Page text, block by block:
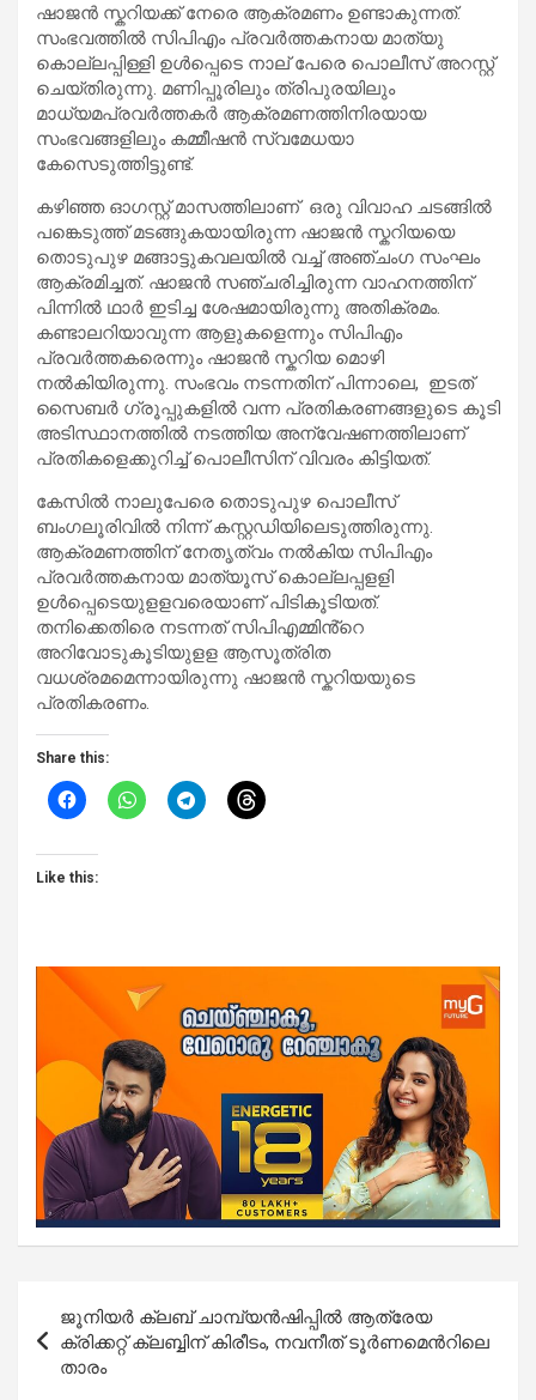
ഷാജൻ സ്കറിയക്ക് നേരെ ആക്രമണം ഉണ്ടാകുന്നത്.
സംഭവത്തിൽ സിപിഎം പ്രവർത്തകനായ മാത്യു
കൊല്ലപ്പിള്ളി ഉൾപ്പെടെ നാല് പേരെ പൊലീസ് അറസ്റ്റ്
ചെയ്തിരുന്നു. മണിപ്പൂരിലും ത്രിപുരയിലും
മാധ്യമപ്രവർത്തകർ ആക്രമണത്തിനിരയായ
സംഭവങ്ങളിലും കമ്മീഷൻ സ്വമേധയാ
കേസെടുത്തിട്ടുണ്ട്.
കഴിഞ്ഞ ഓഗസ്റ്റ് മാസത്തിലാണ് ഒരു വിവാഹ ചടങ്ങിൽ
പങ്കെടുത്ത് മടങ്ങുകയായിരുന്ന ഷാജൻ സ്കറിയയെ
തൊടുപുഴ മങ്ങാട്ടുകവലയിൽ വച്ച് അഞ്ചംഗ സംഘം
ആക്രമിച്ചത്. ഷാജൻ സഞ്ചരിച്ചിരുന്ന വാഹനത്തിന്
പിന്നിൽ ഥാർ ഇടിച്ച ശേഷമായിരുന്നു അതിക്രമം.
കണ്ടാലറിയാവുന്ന ആളുകളെന്നും സിപിഎം
പ്രവർത്തകരെന്നും ഷാജൻ സ്കറിയ മൊഴി
നൽകിയിരുന്നു. സംഭവം നടന്നതിന് പിന്നാലെ, ഇടത്
സൈബർ ഗ്രൂപ്പുകളിൽ വന്ന പ്രതികരണങ്ങളുടെ കൂടി
അടിസ്ഥാനത്തിൽ നടത്തിയ അന്വേഷണത്തിലാണ്
പ്രതികളെക്കുറിച്ച് പൊലീസിന് വിവരം കിട്ടിയത്.
കേസിൽ നാലുപേരെ തൊടുപുഴ പൊലീസ്
ബംഗലൂരിവിൽ നിന്ന് കസ്റ്റഡിയിലെടുത്തിരുന്നു.
ആക്രമണത്തിന് നേതൃത്വം നൽകിയ സിപിഎം
പ്രവർത്തകനായ മാത്യൂസ് കൊല്ലപ്പളളി
ഉൾപ്പെടെയുളളവരെയാണ് പിടികൂടിയത്.
തനിക്കെതിരെ നടന്നത് സിപിഎമ്മിൻ്റെ
അറിവോടുകൂടിയുളള ആസൂത്രിത
വധശ്രമമെന്നായിരുന്നു ഷാജൻ സ്കറിയയുടെ
പ്രതികരണം.
Share this:
Like this:
navigation
ജൂനിയർ ക്ലബ് ചാമ്പ്യൻഷിപ്പില്‍ ആത്രേയ
ക്രിക്കറ്റ് ക്ലബ്ബിന് കിരീടം, നവനീത് ടൂർണമെന്‍റിലെ
താരം